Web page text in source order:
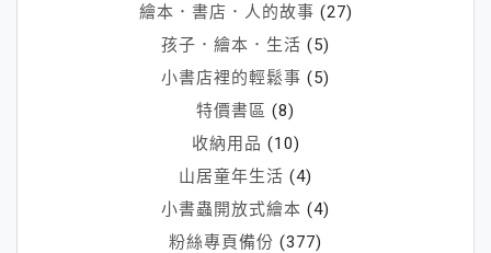
繪本．書店．人的故事 (27)
孩子．繪本．生活 (5)
小書店裡的輕鬆事 (5)
特價書區 (8)
收納用品 (10)
山居童年生活 (4)
小書蟲開放式繪本 (4)
粉絲專頁備份 (377)